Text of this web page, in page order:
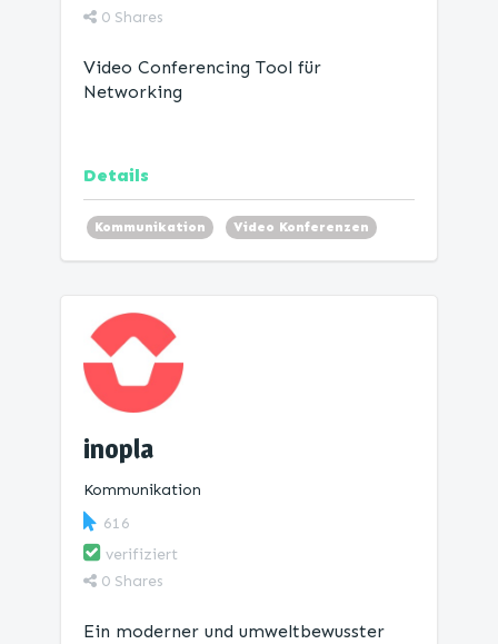
0 Shares
Video Conferencing Tool für
Networking
Details
Kommunikation Video Konferenzen
Netzwerken
inopla
Kommunikation
616
verifiziert
0 Shares
Ein moderner und umweltbewusster